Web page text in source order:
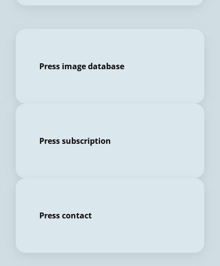
Press image database
Press subscription
Press contact